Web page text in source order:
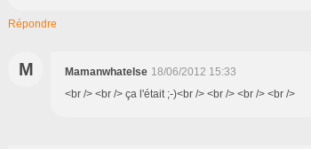
Répondre
M Mamanwhatelse 18/06/2012 15:33
<br /> <br /> ça l'était ;-)<br /> <br /> <br /> <br />